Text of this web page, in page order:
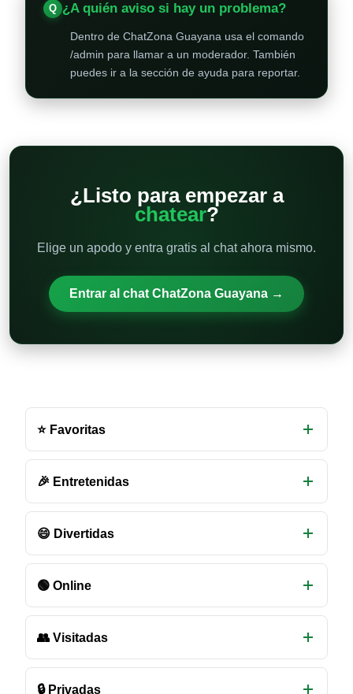
¿A quién aviso si hay un problema?
Dentro de ChatZona Guayana usa el comando
/admin para llamar a un moderador. También
puedes ir a la sección de ayuda para reportar.
¿Listo para empezar a
chatear?
Elige un apodo y entra gratis al chat ahora mismo.
Entrar al chat ChatZona Guayana →
de
chat
disponibles
⭐ Favoritas
🎉 Entretenidas
😄 Divertidas
🟢 Online
👥 Visitadas
🔒 Privadas